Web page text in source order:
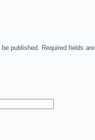
published. Required fields are